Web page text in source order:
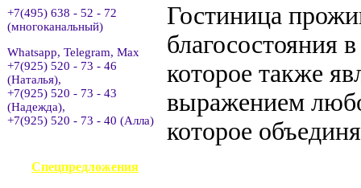
+7(495) 638 - 52 - 72
(многоканальный)
Whatsapp, Telegram, Max
+7(925) 520 - 73 - 46
(Наталья),
+7(925) 520 - 73 - 43
(Надежда),
+7(925) 520 - 73 - 40 (Алла)
Спецпредложения
Гостиница
благосостояния
которое также
выражением
которое